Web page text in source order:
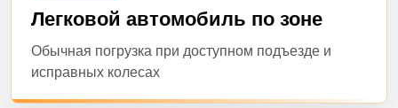
Легковой автомобиль по зоне
Обычная погрузка при доступном подъезде и
исправных колесах